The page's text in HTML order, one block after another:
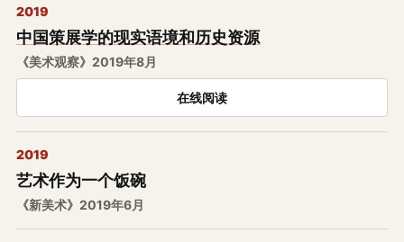
2019
中国策展学的现实语境和历史资源
《美术观察》2019年8月
在线阅读
2019
艺术作为一个饭碗
《新美术》2019年6月